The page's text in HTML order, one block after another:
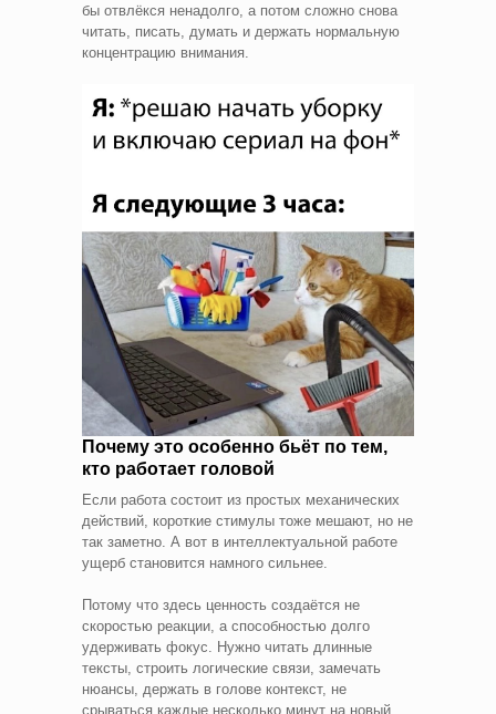
бы отвлёкся ненадолго, а потом сложно снова
читать, писать, думать и держать нормальную
концентрацию внимания.
Почему это особенно бьёт по тем,
кто работает головой
Если работа состоит из простых механических
действий, короткие стимулы тоже мешают, но не
так заметно. А вот в интеллектуальной работе
ущерб становится намного сильнее.
Потому что здесь ценность создаётся не
скоростью реакции, а способностью долго
удерживать фокус. Нужно читать длинные
тексты, строить логические связи, замечать
нюансы, держать в голове контекст, не
срываться каждые несколько минут на новый